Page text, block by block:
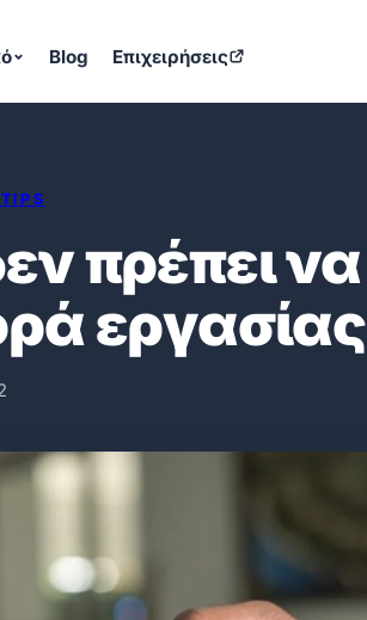
Blog Επιχειρήσεις
πρέπει να
εργασίας